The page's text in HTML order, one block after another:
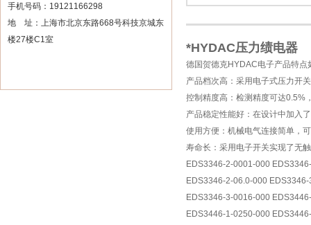
手机号码：19121166298
地 址：上海市北京东路668号科技京城东
楼27楼C1室
*HYDAC压力绩电器
德国贺德克HYDAC电子产品特点
产品档次高：采用电子式压力开
控制精度高：检测精度可达0.5%
产品稳定性能好：在设计中加入
使用方便：机械电气连接简单，
寿命长：采用电子开关实现了无
EDS3346-2-0001-000
EDS3346-2-06.0-000
EDS3346-3-0016-000
EDS3446-1-0250-000